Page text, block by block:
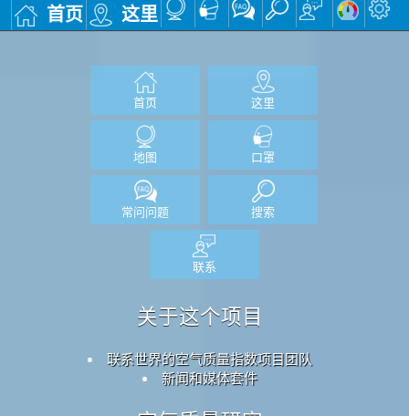
首页 这里
首页 这里
地图 口罩
常问问题 搜索
联系
关于这个项目
联系世界的空气质量指数项目团队
新闻和媒体套件